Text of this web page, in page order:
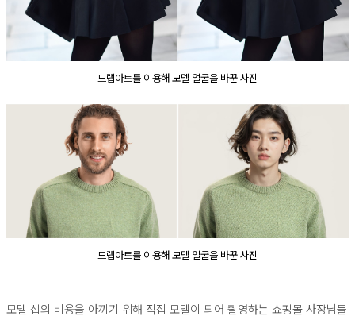
드랩아트를 이용해 모델 얼굴을 바꾼 사진
드랩아트를 이용해 모델 얼굴을 바꾼 사진
모델 섭외 비용을 아끼기 위해 직접 모델이 되어 촬영하는 쇼핑몰 사장님들